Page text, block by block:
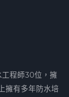
程師30位，擁
擁有多年防水培